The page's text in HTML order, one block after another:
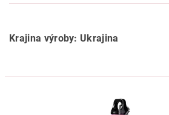
Krajina výroby: Ukrajina